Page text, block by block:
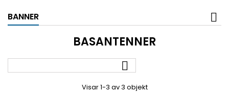
BANNER
BASANTENNER

Visar 1-3 av 3 objekt